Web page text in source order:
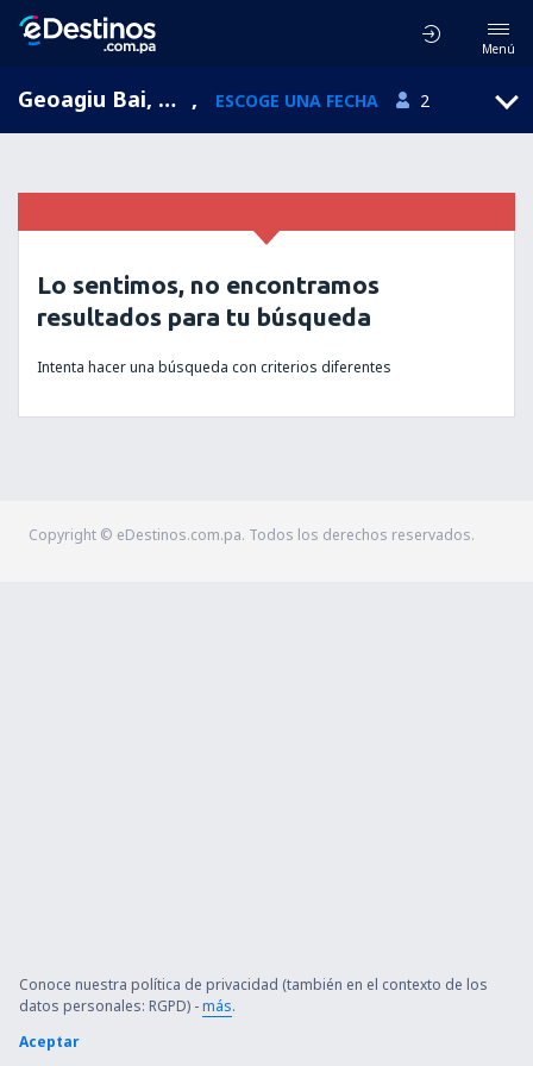
Menú
Geoagiu Bai, Hunedoara, Rumania , ESCOGE UNA FECHA 2
Lo sentimos, no encontramos
resultados para tu búsqueda
Intenta hacer una búsqueda con criterios diferentes
Copyright © eDestinos.com.pa. Todos los derechos reservados.
Conoce nuestra política de privacidad (también en el contexto de los
datos personales: RGPD) -más.
Aceptar